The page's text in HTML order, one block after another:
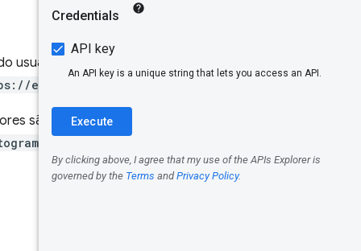
Origem
Dimensões
usuário para um URI
example.com
são fornecidos em uma